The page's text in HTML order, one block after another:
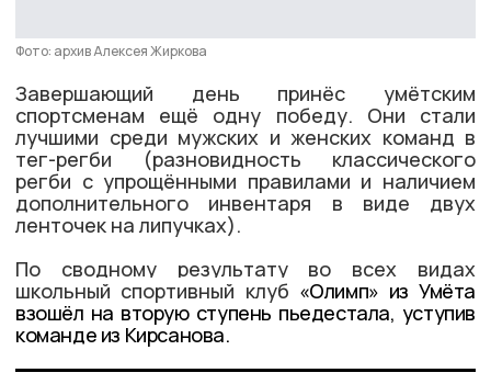
Фото: архив Алексея Жиркова
Завершающий день принёс умётским
спортсменам ещё одну победу. Они стали
лучшими среди мужских и женских команд в
тег-регби (разновидность классического
регби с упрощёнными правилами и наличием
дополнительного инвентаря в виде двух
ленточек на липучках).
По сводному результату во всех видах
школьный спортивный клуб «Олимп» из Умёта
взошёл на вторую ступень пьедестала, уступив
команде из Кирсанова.